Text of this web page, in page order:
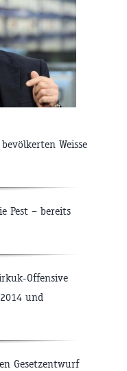
Weisse
Pest – bereits
Offensive
und
Gesetzentwurf